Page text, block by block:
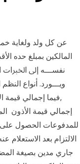
ﻭﻳـــﻮﺭﺩ. ﺃﻧﻮﺍﻉ
للمدفوعات الحصول على
الالتزام بعد
جاري مدين بصيغة